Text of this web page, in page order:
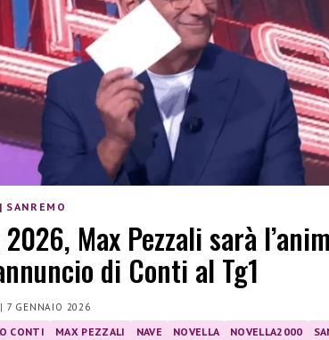
| SANREMO
Max Pezzali sarà
di Conti al Tg1
| 7 GENNAIO 2026
CONTI MAX PEZZALI NAVE NOVELLA NOVELLA2000